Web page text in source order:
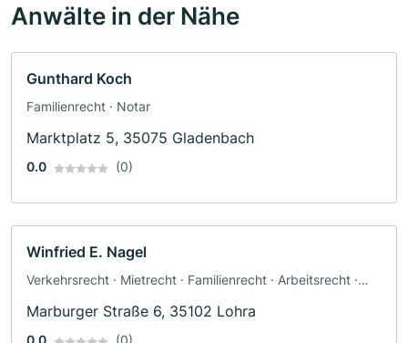
Anwälte in der Nähe
Gunthard Koch
Familienrecht · Notar
Marktplatz 5, 35075 Gladenbach
0.0 (0)
Winfried E. Nagel
Verkehrsrecht · Mietrecht · Familienrecht · Arbeitsrecht ·
Marburger Straße 6, 35102 Lohra